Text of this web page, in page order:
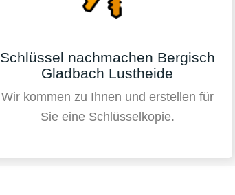
Schlüssel nachmachen Bergisch
Gladbach Lustheide
Wir kommen zu Ihnen und erstellen für
Sie eine Schlüsselkopie.